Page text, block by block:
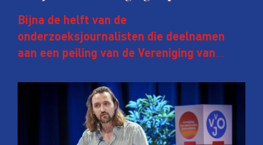
Bijna de helft van de
onderzoeksjournalisten die deelnamen
aan een peiling van de Vereniging van
afgelopen twee jaar te maken met
juridische dreiging of een juridische
procedure rond het eigen werk. Dat kost
journalisten tijd, ook ervaren zij stress en